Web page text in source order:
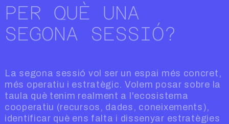
PER QUÈ UNA
SEGONA SESSIÓ?
La segona sessió vol ser un espai més concret,
més operatiu i estratègic. Volem posar sobre la
taula què tenim realment a l'ecosistema
cooperatiu (recursos, dades, coneixements),
identificar què ens falta i dissenyar estratègies